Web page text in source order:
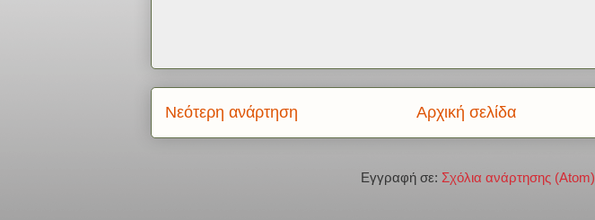
Νεότερη ανάρτηση Αρχική σελίδα
Εγγραφή σε: Σχόλια ανάρτησης (Atom)